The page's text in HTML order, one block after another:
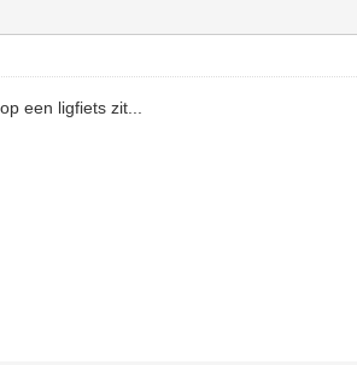
een ligfiets zit...